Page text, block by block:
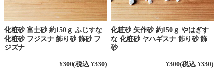
化粧砂 富士砂 約150ｇ ふじすな
化粧砂 フジスナ 飾り砂 飾砂 フ
ジズナ
¥300(税込 ¥330)
化粧砂 矢作砂 約150ｇ やはぎす
な 化粧砂 ヤハギスナ 飾り砂 飾
砂
¥300(税込 ¥330)